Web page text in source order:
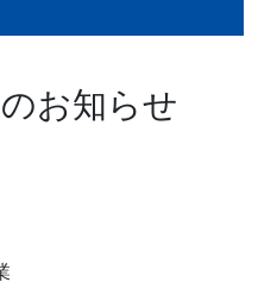
お知らせ